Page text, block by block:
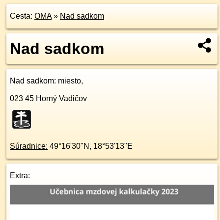
Cesta: OMA» Nad sadkom
Nad sadkom
Nad sadkom: miesto,
023 45 Horný Vadičov
Súradnice: 49°16'30"N , 18°53'13"E
Extra: